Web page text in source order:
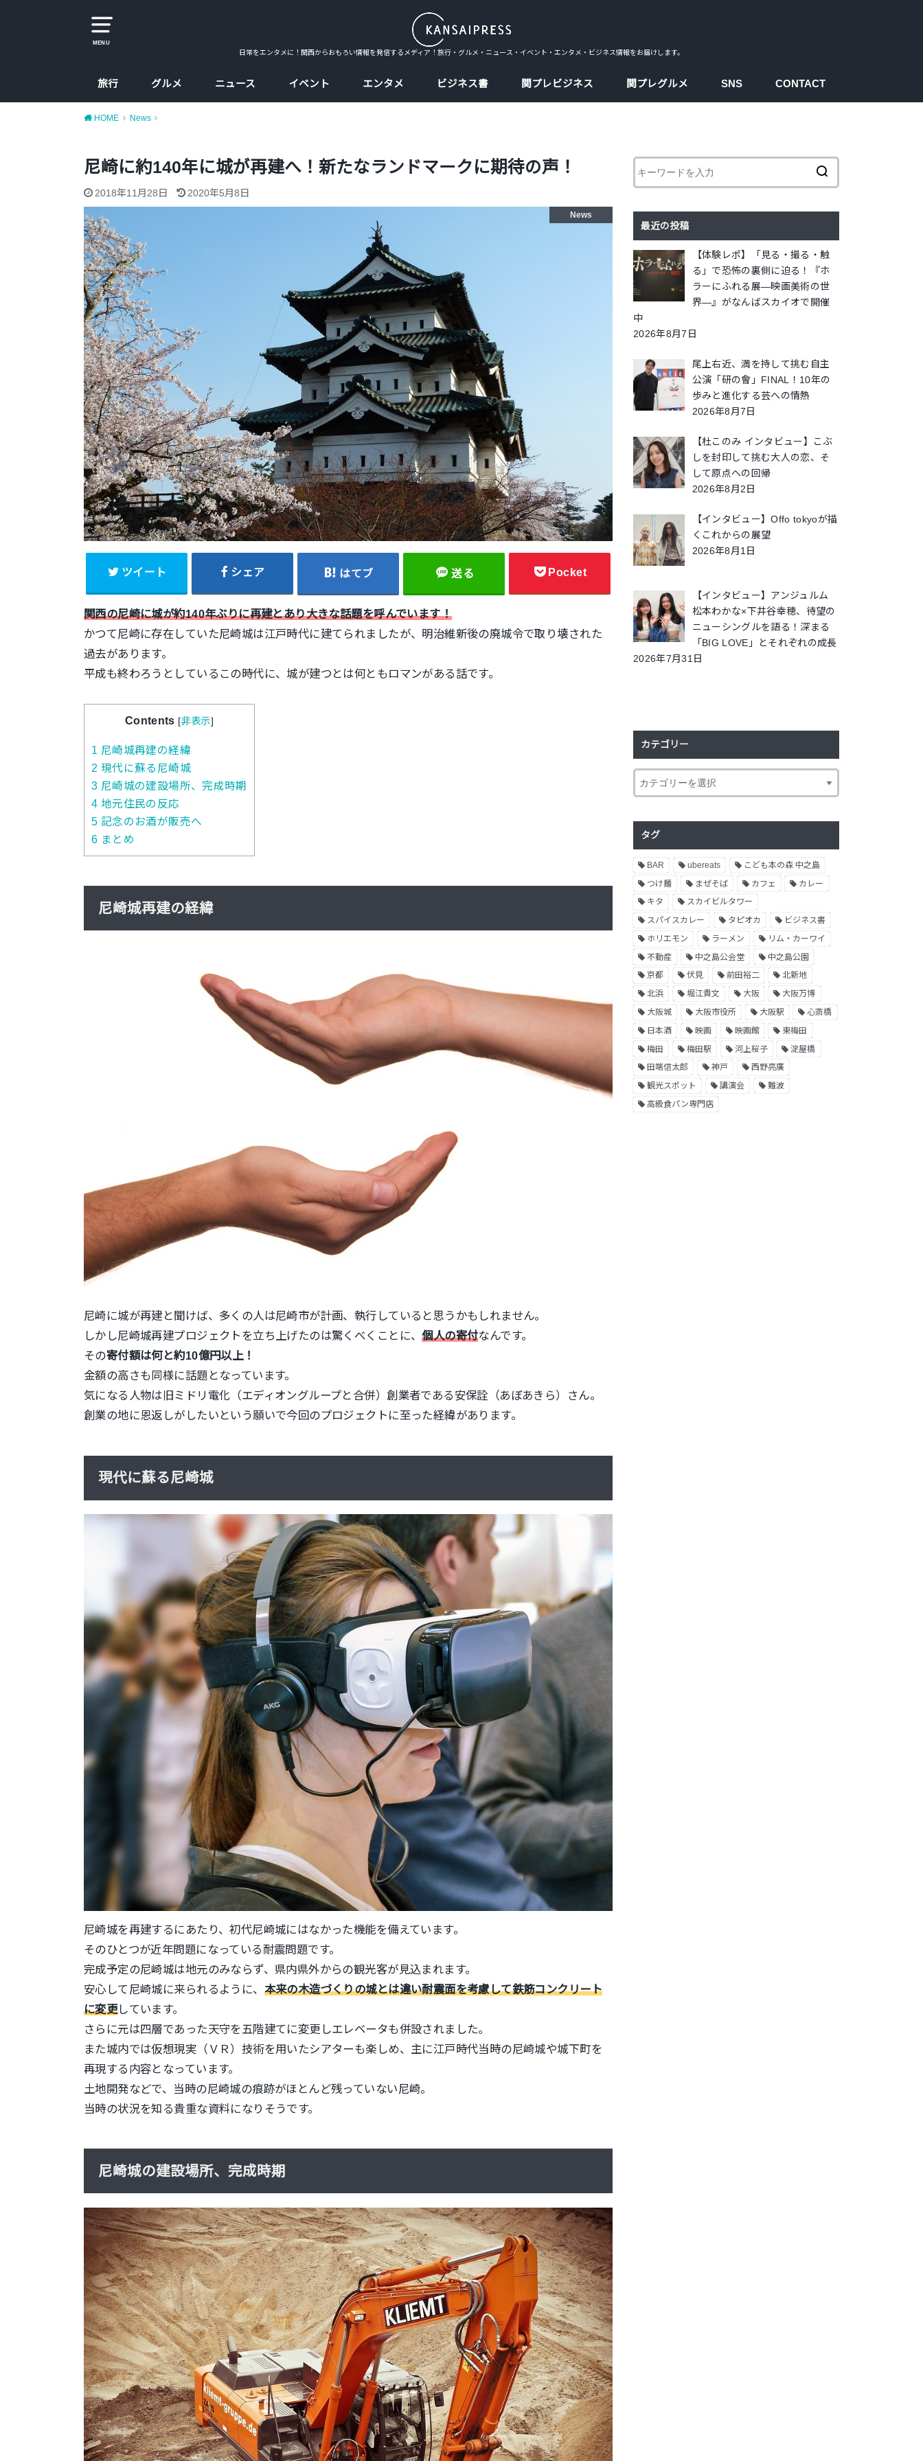
MENU
日常をエンタメに！関西からおもろい情報を発信するメディア！旅行・グルメ・ニュース・イベント・エンタメ・ビジネス情報をお届けします。
旅行
大阪
京都
兵庫
奈良
グルメ ニュース イベント エンタメ ビジネス書 関プレビジネス 関プレグルメ SNS CONTACT
HOME News
尼崎に約140年に城が再建へ！新たなランドマークに期待の声！
2018年11月28日 2020年5月8日
News
ツイート シェア はてブ 送る Pocket
関西の尼崎に城が約140年ぶりに再建とあり大きな話題を呼んでいます！
かつて尼崎に存在していた尼崎城は江戸時代に建てられましたが、明治維新後の廃城令で取り壊された
過去があります。
平成も終わろうとしているこの時代に、城が建つとは何ともロマンがある話です。
Contents [非表示]
1 尼崎城再建の経緯
2 現代に蘇る尼崎城
3 尼崎城の建設場所、完成時期
4 地元住民の反応
5 記念のお酒が販売へ
6 まとめ
尼崎城再建の経緯
尼崎に城が再建と聞けば、多くの人は尼崎市が計画、執行していると思うかもしれません。
しかし尼崎城再建プロジェクトを立ち上げたのは驚くべくことに、個人の寄付なんです。
その寄付額は何と約10億円以上！
金額の高さも同様に話題となっています。
気になる人物は旧ミドリ電化（エディオングループと合併）創業者である安保詮（あぼあきら）さん。
創業の地に恩返しがしたいという願いで今回のプロジェクトに至った経緯があります。
現代に蘇る尼崎城
尼崎城を再建するにあたり、初代尼崎城にはなかった機能を備えています。
そのひとつが近年問題になっている耐震問題です。
完成予定の尼崎城は地元のみならず、県内県外からの観光客が見込まれます。
安心して尼崎城に来られるように、 本来の木造づくりの城とは違い耐震面を考慮して鉄筋コンクリート
に変更しています。
さらに元は四層であった天守を五階建てに変更しエレベータも併設されました。
また城内では仮想現実（ＶＲ）技術を用いたシアターも楽しめ、主に江戸時代当時の尼崎城や城下町を
再現する内容となっています。
土地開発などで、当時の尼崎城の痕跡がほとんど残っていない尼崎。
当時の状況を知る貴重な資料になりそうです。
尼崎城の建設場所、完成時期
最近の投稿
【体験レポ】「見る・撮る・触
る」で恐怖の裏側に迫る！『ホ
ラーにふれる展―映画美術の世
界―』がなんばスカイオで開催
中
2026年8月7日
尾上右近、満を持して挑む自主
公演「研の會」FINAL！10年の
歩みと進化する芸への情熱
2026年8月7日
【杜このみ インタビュー】こぶ
しを封印して挑む大人の恋、そ
して原点への回帰
2026年8月2日
【インタビュー】Offo tokyoが描
くこれからの展望
2026年8月1日
【インタビュー】アンジュルム
松本わかな×下井谷幸穂、待望の
ニューシングルを語る！深まる
「BIG LOVE」とそれぞれの成長
2026年7月31日
カテゴリー
タグ
BAR ubereats
こども本の森 中之島
つけ麺
まぜそば カフェ
カレー
キタ
スカイビルタワー
スパイスカレー
タピオカ
ビジネス書
ホリエモン
ラーメン
リム・カーワイ
不動産
中之島公会堂
中之島公園
京都
伏見 前田裕二
北新地
北浜
堀江貴文 大阪
大阪万博
大阪城
大阪市役所 大阪駅
心斎橋
日本酒
映画 映画館
東梅田
梅田
梅田駅 河上桜子
淀屋橋
田端信太郎
神戸
西野亮廣
観光スポット
講演会
難波
高級食パン専門店